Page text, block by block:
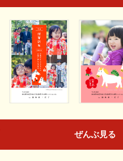
ぜんぶ見る